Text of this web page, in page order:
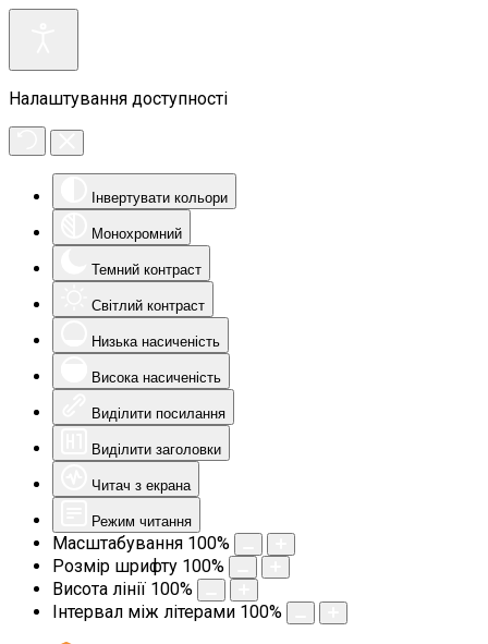
Налаштування доступності
Інвертувати кольори
Монохромний
Темний контраст
Світлий контраст
Низька насиченість
Висока насиченість
Виділити посилання
Виділити заголовки
Читач з екрана
Режим читання
Масштабування 100%
Розмір шрифту 100%
Висота лінії 100%
Інтервал між літерами 100%